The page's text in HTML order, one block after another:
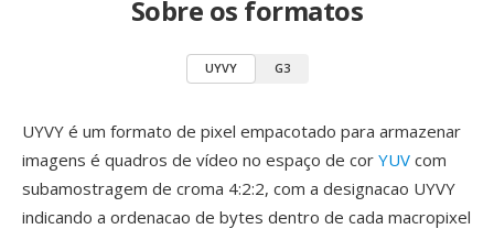
Sobre os formatos
UYVY G3
UYVY é um formato de pixel empacotado para armazenar
imagens é quadros de vídeo no espaço de cor YUV com
subamostragem de croma 4:2:2, com a designacao UYVY
indicando a ordenacao de bytes dentro de cada macropixel